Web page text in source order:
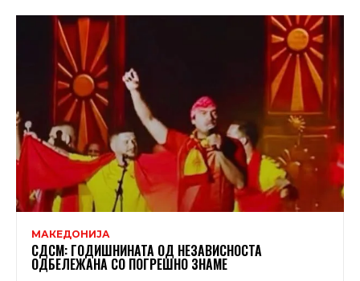
МАКЕДОНИЈА
СДСМ: ГОДИШНИНАТА ОД НЕЗАВИСНОСТА
ОДБЕЛЕЖАНА СО ПОГРЕШНО ЗНАМЕ